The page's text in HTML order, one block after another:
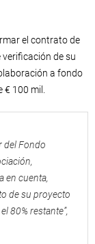
el contrato de
de su
a fondo
€ 100 mil.
del Fondo
en cuenta,
de su proyecto
80% restante”,